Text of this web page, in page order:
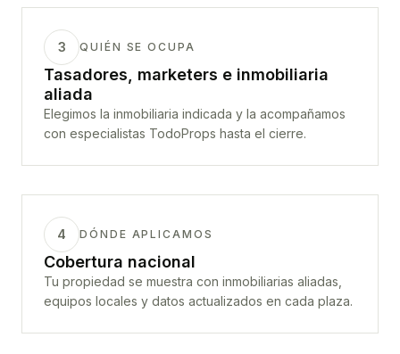
3 QUIÉN SE OCUPA
Tasadores, marketers e inmobiliaria
aliada
Elegimos la inmobiliaria indicada y la acompañamos
con especialistas TodoProps hasta el cierre.
4 DÓNDE APLICAMOS
Cobertura nacional
Tu propiedad se muestra con inmobiliarias aliadas,
equipos locales y datos actualizados en cada plaza.